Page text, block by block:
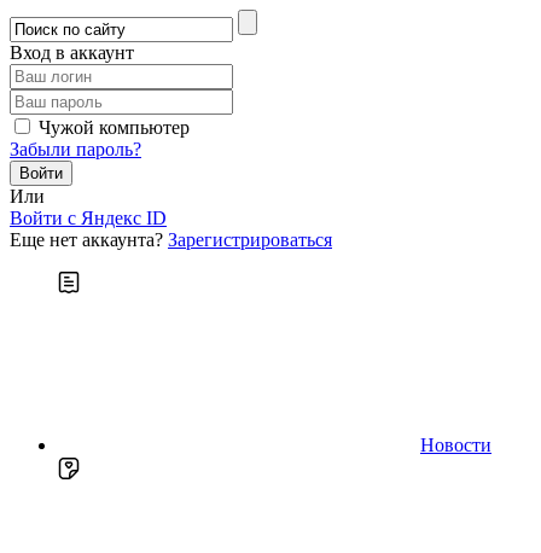
Вход в аккаунт
Чужой компьютер
Забыли пароль?
Или
Войти c Яндекс ID
Еще нет аккаунта? Зарегистрироваться
Новости